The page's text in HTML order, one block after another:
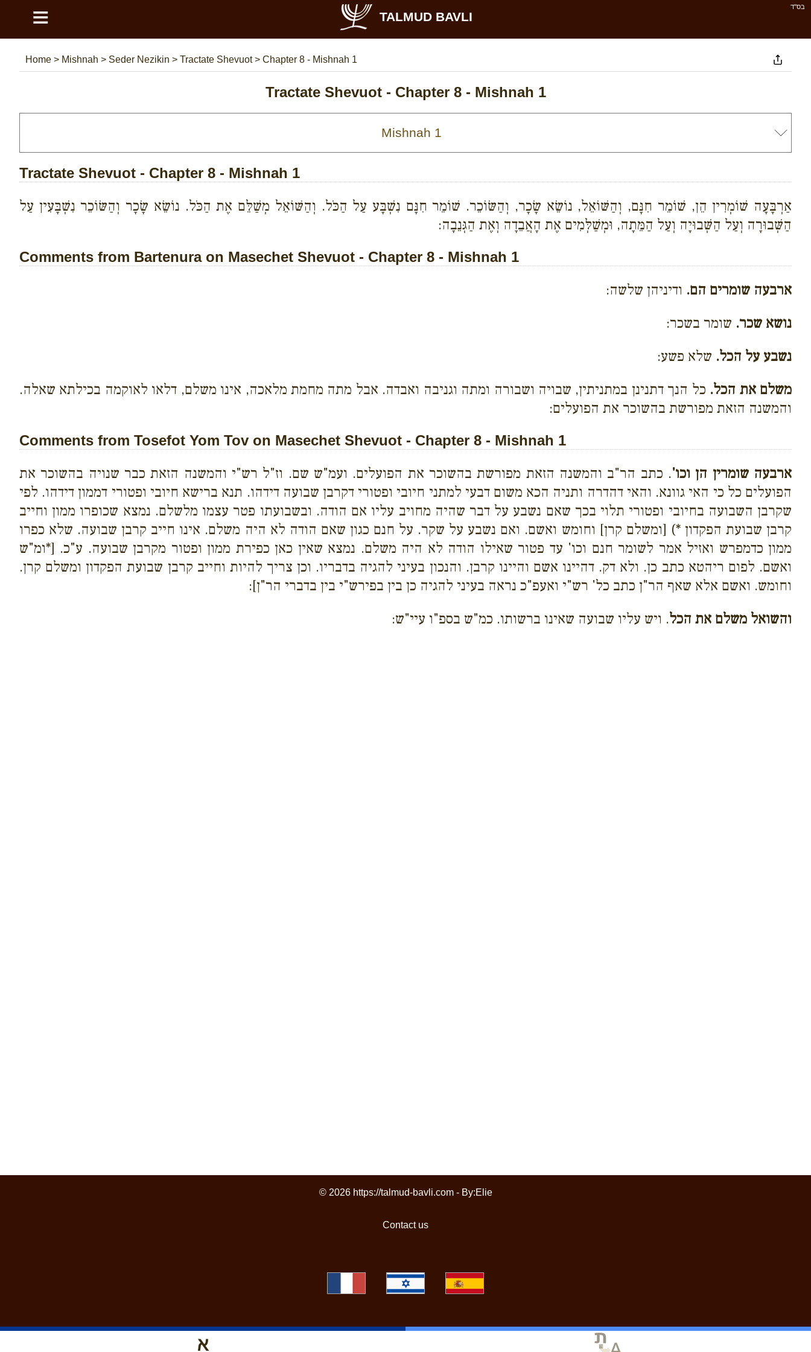
בס''ד ≡ TALMUD BAVLI
Home > Mishnah > Seder Nezikin > Tractate Shevuot> Chapter 8 - Mishnah 1
Tractate Shevuot - Chapter 8 - Mishnah 1
Tractate Shevuot - Chapter 8 - Mishnah 1
אַרְבָּעָה שׁוֹמְרִין הֵן, שׁוֹמֵר חִנָּם, וְהַשּׁוֹאֵל, נוֹשֵׂא שָׂכָר, וְהַשּׂוֹכֵר. שׁוֹמֵר חִנָּם נִשְׁבָּע עַל הַכֹּל. וְהַשּׁוֹאֵל מְשַׁלֵּם אֶת הַכֹּל. נוֹשֵׂא שָׂכָר וְהַשּׂוֹכֵר נִשְׁבָּעִין עַל
הַשְּׁבוּרָה וְעַל הַשְּׁבוּיָה וְעַל הַמֵּתָה, וּמְשַׁלְּמִים אֶת הָאֲבֵדָה וְאֶת הַגְּנֵבָה:
Comments from Bartenura on Masechet Shevuot - Chapter 8 - Mishnah 1
ארבעה שומרים הם. ודיניהן שלשה:
נושא שכר. שומר בשכר:
נשבע על הכל. שלא פשע:
משלם את הכל. כל הנך דתנינן במתניתין, שבויה ושבורה ומתה וגניבה ואבדה. אבל מתה מחמת מלאכה, אינו משלם, דלאו לאוקמה בכילתא שאלה.
והמשנה הזאת מפורשת בהשוכר את הפועלים:
Comments from Tosefot Yom Tov on Masechet Shevuot - Chapter 8 - Mishnah 1
ארבעה שומרין הן וכו'. כתב הר"ב והמשנה הזאת מפורשת בהשוכר את הפועלים. ועמ"ש שם. וז"ל רש"י והמשנה הזאת כבר שנויה בהשוכר את
הפועלים כל כי האי גוונא. והאי דהדרה ותניה הכא משום דבעי למתני חיובי ופטורי דקרבן שבועה דידהו. תנא ברישא חיובי ופטורי דממון דידהו. לפי
שקרבן השבועה בחיובי ופטורי תלוי בכך שאם נשבע על דבר שהיה מחויב עליו אם הודה. ובשבועתו פטר עצמו מלשלם. נמצא שכופרו ממון וחייב
קרבן שבועת הפקדון *) [ומשלם קרן] וחומש ואשם. ואם נשבע על שקר. על חנם כגון שאם הודה לא היה משלם. אינו חייב קרבן שבועה. שלא כפרו
ממון כדמפרש ואזיל אמר לשומר חנם וכו' עד פטור שאילו הודה לא היה משלם. נמצא שאין כאן כפירת ממון ופטור מקרבן שבועה. ע"כ. [*ומ"ש
ואשם. לפום ריהטא כתב כן. ולא דק. דהיינו אשם והיינו קרבן. והנכון בעיני להגיה בדבריו. וכן צריך להיות וחייב קרבן שבועת הפקדון ומשלם קרן.
וחומש. ואשם אלא שאף הר"ן כתב כל' רש"י ואעפ"כ נראה בעיני להגיה כן בין בפירש"י בין בדברי הר"ן]:
והשואל משלם את הכל. ויש עליו שבועה שאינו ברשותו. כמ"ש בספ"ו עיי"ש:
© 2026 https://talmud-bavli.com - By:Elie
Contact us